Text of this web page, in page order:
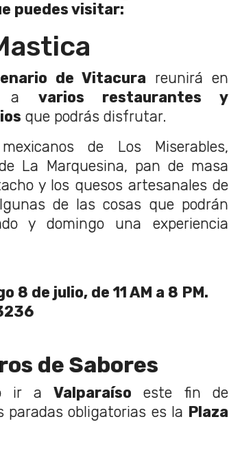
puedes visitar:
de Vitacura reunirá en
a varios restaurantes y
que podrás disfrutar.
de Los Miserables,
La Marquesina, pan de masa
y los quesos artesanales de
de las cosas que podrán
y domingo una experiencia
8 de julio, de 11 AM a 8 PM.
de Sabores
ir a Valparaíso este fin de
paradas obligatorias es la Plaza